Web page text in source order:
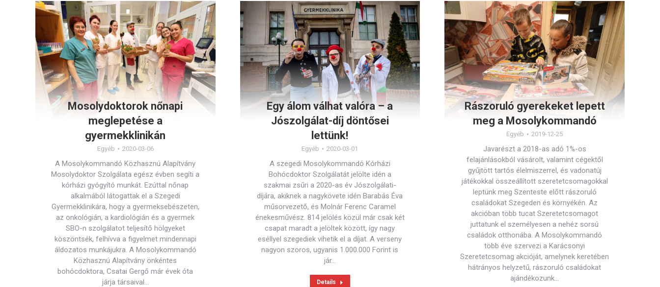
Mosolydoktorok nőnapi
meglepetése a
gyermekklinikán
Egyéb 2020-03-06
A Mosolykommandó Közhasznú Alapítvány
Mosolydoktor Szolgálata egész évben segíti a
kórházi gyógyító munkát. Ezúttal nőnap
alkalmából látogattak el a Szegedi
Gyermekklinikára, hogy a gyermeksebészeten,
az onkológián, a kardiológián és a gyermek
SBO-n szolgálatot teljesítő hölgyeket
köszöntsék, felhívva a figyelmet mindennapi
áldozatos munkájukra. A Mosolykommandó
Közhasznú Alapítvány önkéntes
bohócdoktora, Csatai Gergő már évek óta
járja társaival…
Egy álom válhat valóra – a
Jószolgálat-díj döntősei
lettünk!
Egyéb 2020-03-01
A szegedi Mosolykommandó Kórházi
Bohócdoktor Szolgálatát jelölte idén a
szakmai zsűri a 2020-as év Jószolgálati-
díjára, akiknek a nagykövete idén Barabás Éva
műsorvezető, és Molnár Ferenc Caramel
énekesművész. 814 jelölés közül már csak két
csapat maradt a jelöltek között, így nagy
eséllyel szegediek vihetik el a díjat. A verseny
nagyon szoros, ugyanis 1.000.000 Forint is
jár…
Details
Rászoruló gyerekeket lepett
meg a Mosolykommandó
Egyéb 2019-12-25
Javarészt a 2018-as adó 1%-os
felajánlásokból vásárolt, valamint cégektől
gyűjtött tartós élelmiszerrel, és vadonatúj
játékokkal összeállított szeretetcsomagokkal
leptünk meg Szenteste előtt rászoruló
családokat Szegeden és környékén. Az
akcióban több tucat Szeretetcsomagot
juttatunk el személyesen a nehéz sorsú
családok otthonába. A Mosolykommandó
több éve szervezi a Karácsonyi
Szeretetcsomag akcióját, amelynek keretében
hátrányos helyzetű, rászoruló családokat
ajándékozunk…